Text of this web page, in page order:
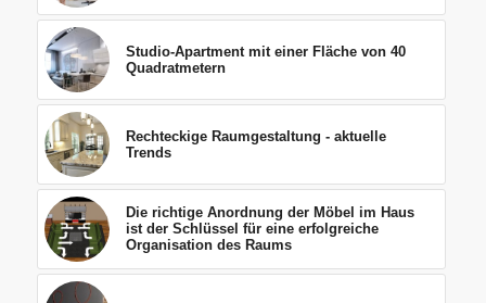
Studio-Apartment mit einer Fläche von 40
Quadratmetern
Rechteckige Raumgestaltung - aktuelle
Trends
Die richtige Anordnung der Möbel im Haus
ist der Schlüssel für eine erfolgreiche
Organisation des Raums